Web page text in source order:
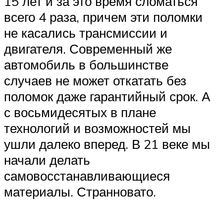
всего 4 раза, причем эти поломки
не касались трансмиссии и
двигателя. Современный же
автомобиль в большинстве
случаев не может откатать без
поломок даже гарантийный срок. А
с восьмидесятых в плане
технологий и возможностей мы
ушли далеко вперед. В 21 веке мы
начали делать
самовосстанавливающиеся
материалы. Странновато.